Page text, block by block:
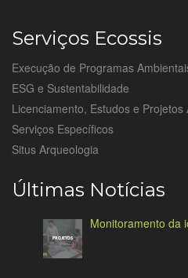
Serviços Ecossis
Execução de Programas
ESG e Sustentabilidade
Licenciamento, Estudos e Projetos
Serviços Específicos
Situs Arqueologia
Últimas Notícias
Monitoramento da